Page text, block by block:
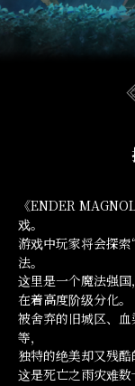
《ENDER
戏。
游戏中玩家将会探
法。
这里是一个魔法强
在着高度阶级分化。
被舍弃的旧城区、
等，
独特的绝美却又残酷
这是死亡之雨灾难数